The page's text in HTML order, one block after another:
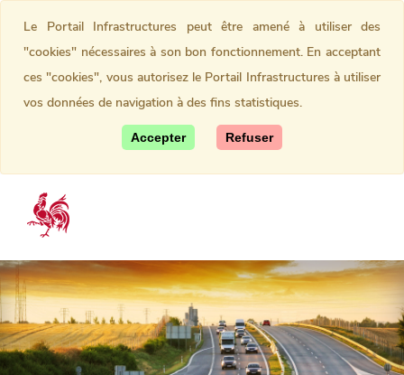
Le Portail Infrastructures peut être amené à utiliser des
"cookies" nécessaires à son bon fonctionnement. En acceptant
ces "cookies", vous autorisez le Portail Infrastructures à utiliser
vos données de navigation à des fins statistiques.
Accepter Refuser